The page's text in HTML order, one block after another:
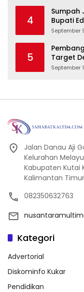
4
Sumpah
Bupati
September
5
Target
September
Jalan Danau Aji
Kelurahan
Kabupaten Kutai
Kalimantan Timur
082350632763
Kategori
Advertorial
Diskominfo Kukar
Pendidikan